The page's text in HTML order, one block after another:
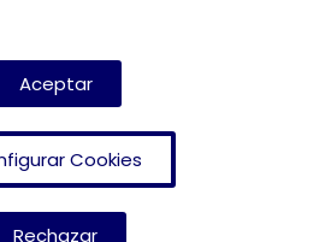
Aceptar
Cookies
Rechazar